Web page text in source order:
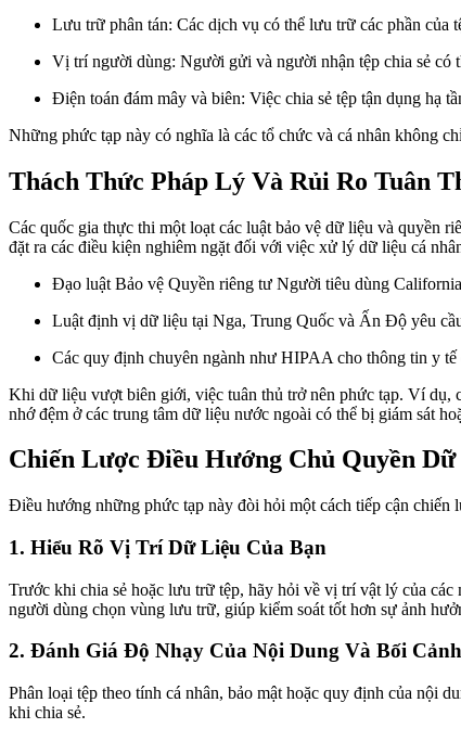
Lưu trữ phân tán: Các dịch vụ có thể lưu trữ các phần của
Vị trí người dùng: Người gửi và người nhận tệp chia sẻ có
Điện toán đám mây và biên: Việc chia sẻ tệp tận dụng hạ
Những phức tạp này có nghĩa là các tổ chức và cá nhân không
Thách Thức Pháp Lý Và Rủi Ro Tuân
Các quốc gia thực thi một loạt các luật bảo vệ dữ liệu và quyền
đặt ra các điều kiện nghiêm ngặt đối với việc xử lý dữ liệu cá
Đạo luật Bảo vệ Quyền riêng tư Người tiêu dùng
Luật định vị dữ liệu tại Nga, Trung Quốc và Ấn Độ yêu
Các quy định chuyên ngành như HIPAA cho thông tin y
Khi dữ liệu vượt biên giới, việc tuân thủ trở nên phức tạp. Ví dụ,
nhớ đệm ở các trung tâm dữ liệu nước ngoài có thể bị giám sát
Chiến Lược Điều Hướng Chủ Quyền
Điều hướng những phức tạp này đòi hỏi một cách tiếp cận chiến
1. Hiểu Rõ Vị Trí Dữ Liệu Của Bạn
Trước khi chia sẻ hoặc lưu trữ tệp, hãy hỏi về vị trí vật lý của các
người dùng chọn vùng lưu trữ, giúp kiểm soát tốt hơn sự ảnh
2. Đánh Giá Độ Nhạy Của Nội Dung Và Bối
Phân loại tệp theo tính cá nhân, bảo mật hoặc quy định của nội
khi chia sẻ.